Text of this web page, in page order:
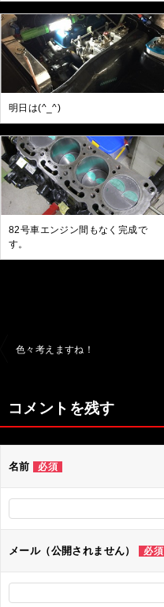
明日は(^_^)
82号車エンジン間もなく完成で
す。
ビ
ゲ
ー
シ
ョ
ン
色々考えますね！
コメントを残す
名前 必須
メール（公開されません） 必須